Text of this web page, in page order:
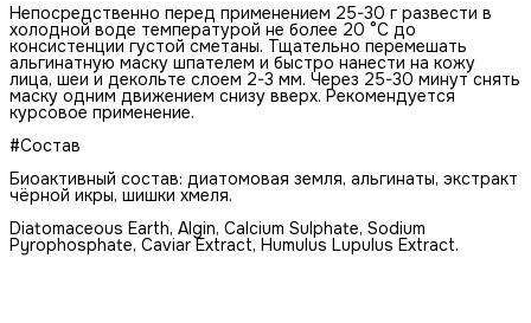
Непосредственно перед применением 25-30 г развести в
холодной воде температурой не более 20 °С до
консистенции густой сметаны. Тщательно перемешать
альгинатную маску шпателем и быстро нанести на кожу
лица, шеи и декольте слоем 2-3 мм. Через 25-30 минут снять
маску одним движением снизу вверх. Рекомендуется
курсовое применение.
#Состав
Биоактивный состав: диатомовая земля, альгинаты, экстракт
чёрной икры, шишки хмеля.
Diatomaceous Earth, Algin, Calcium Sulphate, Sodium
Pyrophosphate, Caviar Extract, Humulus Lupulus Extract.